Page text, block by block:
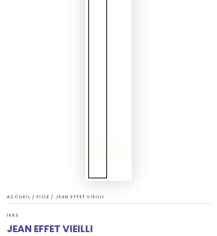
ACCUEIL / FILLE / JEAN EFFET VIEILLI
IKKS
JEAN EFFET VIEILLI